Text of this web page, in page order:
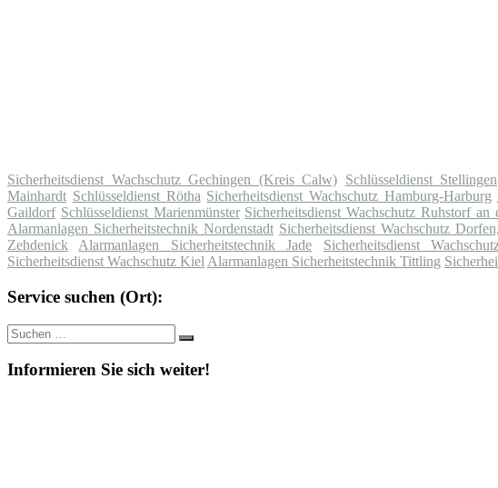
Sicherheitsdienst Wachschutz Gechingen (Kreis Calw) Schlüsseldienst Stellingen
Mainhardt Schlüsseldienst Rötha Sicherheitsdienst Wachschutz Hamburg-Harburg
Gaildorf Schlüsseldienst Marienmünster Sicherheitsdienst Wachschutz Ruhstorf an
Alarmanlagen Sicherheitstechnik Nordenstadt Sicherheitsdienst Wachschutz
Zehdenick
Alarmanlagen Sicherheitstechnik Jade Sicherheitsdienst
Sicherheitsdienst Wachschutz Kiel Alarmanlagen Sicherheitstechnik Tittling
Service suchen (Ort):
Suche
nach:
Suchen
Informieren Sie sich weiter!